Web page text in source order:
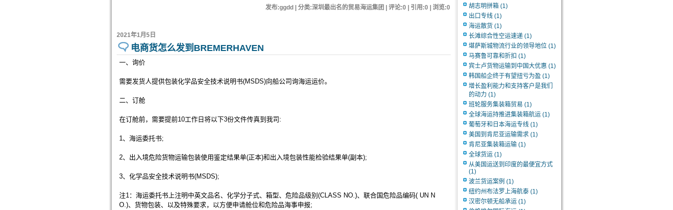
发布:ggdd | 分类:深圳最出名的贸易海运集团 | 评论:0 | 引用:0 | 浏览:0
2021年1月5日
电商货怎么发到BREMERHAVEN
一、询价
需要发货人提供包装化学品安全技术说明书(MSDS)向船公司询海运运价。
二、订舱
在订舱前，需要提前10工作日将以下3份文件传真到我司:
1、海运委托书;
2、出入境危险货物运输包装使用鉴定结果单(正本)和出入境包装性能检验结果单(副本);
3、化学品安全技术说明书(MSDS);
注1：海运委托书上注明中英文品名、化学分子式、箱型、危险品级别(CLASS NO.)、联合国危险品编码( UN N
O.)、货物包装、以及特殊要求，以方便申请舱位和危险品海事申报;
胡志明拼箱 (1)
出口专线 (1)
海运散货 (1)
长滩综合性空运速递 (1)
堪萨斯城物流行业的领导地位 (1)
马赛鲁可靠和折扣 (1)
宾士卢货物运输到中国大优惠 (1)
韩国船企终于有望扭亏为盈 (1)
增长盈利能力和支持客户是我们
的动力 (1)
班轮服务集装箱贸易 (1)
全球海运持推进集装箱航运 (1)
葡萄牙和日本海运专线 (1)
美国到肯尼亚运输需求 (1)
肯尼亚集装箱运输 (1)
全球货运 (1)
从美国运送到印度的最便宜方式
(1)
波兰货运案例 (1)
纽约州布法罗上海航泰 (1)
汉密尔顿无船承运 (1)